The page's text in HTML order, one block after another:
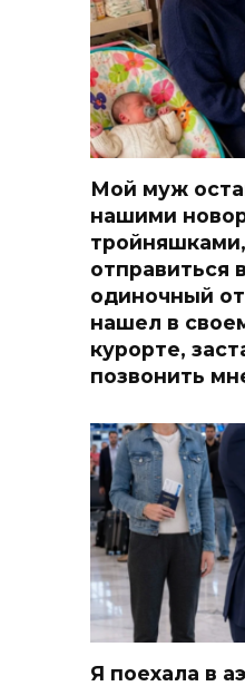
Мой муж
нашими
отправиться
одиночный
нашел в
курорте,
позвонить
Я поехала в